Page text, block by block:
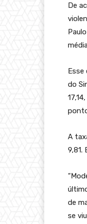
De
Esse
do
A
9,81.
de
se